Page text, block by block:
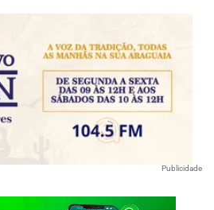
Publicidade